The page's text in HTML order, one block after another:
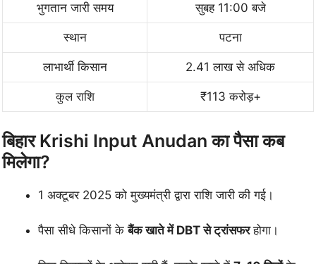
भुगतान जारी समय सुबह 11:00 बजे
स्थान पटना
लाभार्थी किसान 2.41 लाख से अधिक
कुल राशि ₹113 करोड़+
बिहार Krishi Input Anudan का पैसा कब
मिलेगा?
1 अक्टूबर 2025 को मुख्यमंत्री द्वारा राशि जारी की गई।
पैसा सीधे किसानों केबैंक खाते में DBT से ट्रांसफरहोगा।